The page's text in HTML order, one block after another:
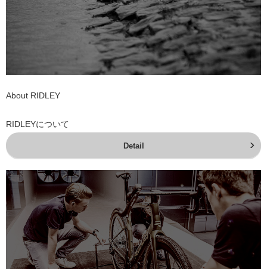
About RIDLEY
RIDLEYについて
Detail